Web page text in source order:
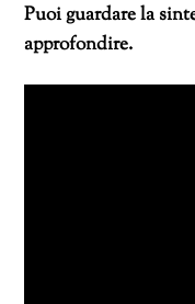
Puoi guardare la
approfondire.